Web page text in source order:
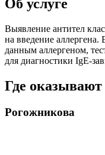
Об услуге
Выявление антител
на введение аллергена.
данным аллергеном,
для диагностики IgE-
Где оказывают
Рогожникова